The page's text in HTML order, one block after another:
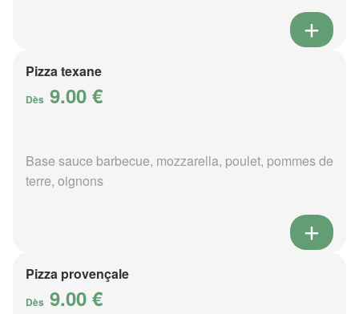
Pizza texane
Dès 9.00 €
Base sauce barbecue, mozzarella, poulet, pommes de
terre, oignons
Pizza provençale
Dès 9.00 €